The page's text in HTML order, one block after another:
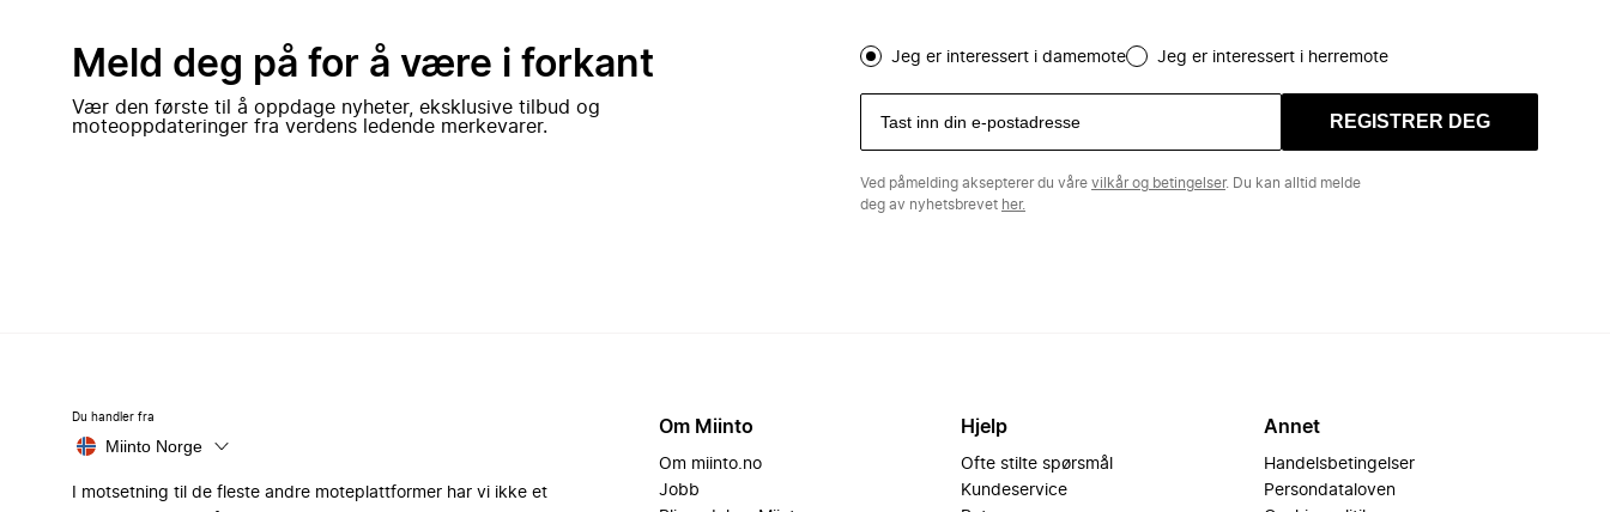
Meld deg på for å være i forkant
Vær den første til å oppdage nyheter, eksklusive tilbud og
moteoppdateringer fra verdens ledende merkevarer.
Jeg er interessert i damemote Jeg er interessert i herremote
REGISTRER DEG
Ved påmelding aksepterer du våre vilkår og betingelser. Du kan alltid melde
deg av nyhetsbrevet her.
Du handler fra
Miinto Norge
I motsetning til de fleste andre moteplattformer har vi ikke et
Om Miinto
Om miinto.no
Jobb
Hjelp
Ofte stilte spørsmål
Kundeservice
Annet
Handelsbetingelser
Persondataloven